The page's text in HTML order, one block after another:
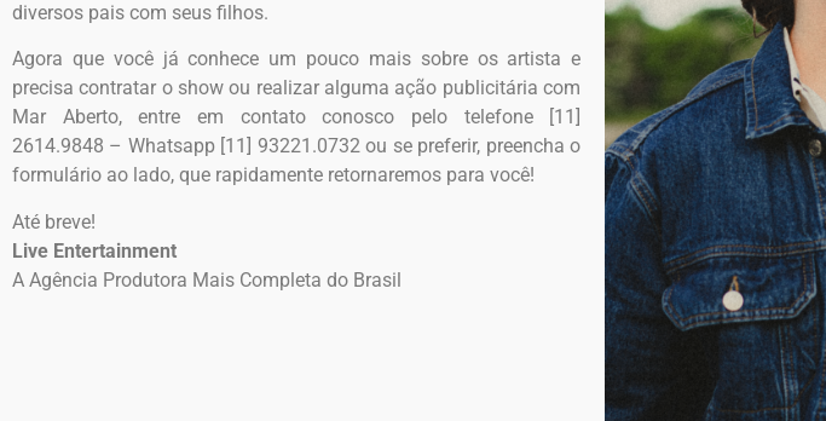
diversos pais com seus filhos.
Agora que você já conhece um pouco mais sobre os artista e
precisa contratar o show ou realizar alguma ação publicitária com
Mar Aberto, entre em contato conosco pelo telefone [11]
2614.9848 – Whatsapp [11] 93221.0732ou se preferir, preencha o
formulário ao lado, que rapidamente retornaremos para você!
Até breve!
Live Entertainment
A Agência Produtora Mais Completa do Brasil